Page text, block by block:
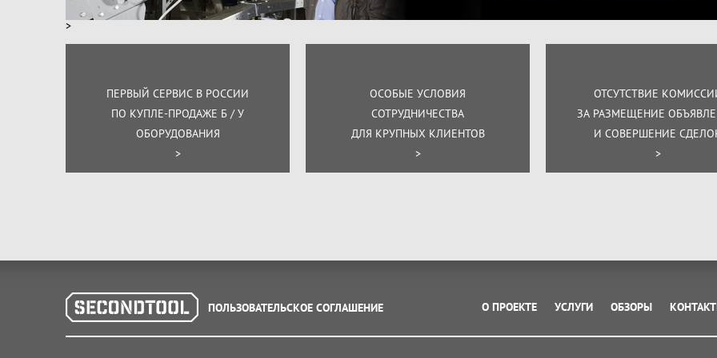
>
ПЕРВЫЙ СЕРВИС В РОССИИ
ПО КУПЛЕ-ПРОДАЖЕ Б / У
ОБОРУДОВАНИЯ
>
ОСОБЫЕ УСЛОВИЯ
СОТРУДНИЧЕСТВА
ДЛЯ КРУПНЫХ КЛИЕНТОВ
>
ОТСУТСТВИЕ
ЗА РАЗМЕЩЕНИЕ
И СОВЕРШЕНИЕ
>
ПОЛЬЗОВАТЕЛЬСКОЕ СОГЛАШЕНИЕ О ПРОЕКТЕ УСЛУГИ ОБЗОРЫ